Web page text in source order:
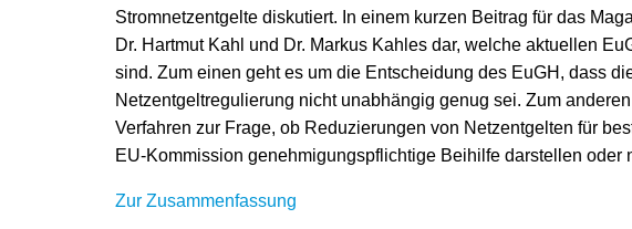
Stromnetzentgelte diskutiert. In einem kurzen Beitrag für das
Dr. Hartmut Kahl und Dr. Markus Kahles dar, welche aktuellen
sind. Zum einen geht es um die Entscheidung des EuGH, dass
Netzentgeltregulierung nicht unabhängig genug sei. Zum
Verfahren zur Frage, ob Reduzierungen von Netzentgelten für
EU-Kommission genehmigungspflichtige Beihilfe darstellen oder
Zur Zusammenfassung